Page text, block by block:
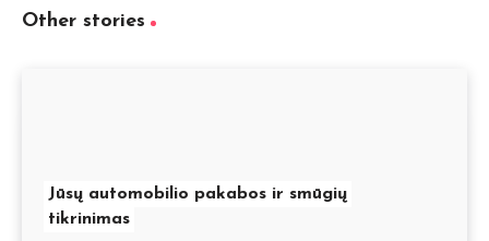
Other stories
Jūsų automobilio pakabos ir smūgių
tikrinimas